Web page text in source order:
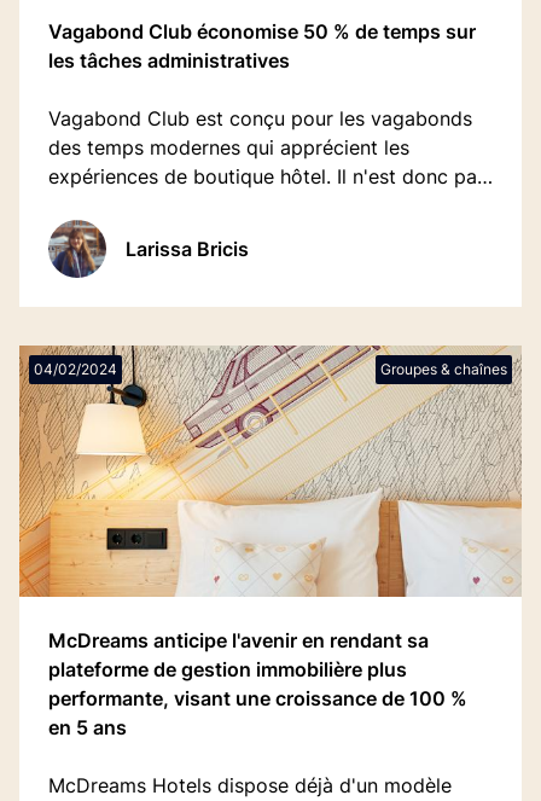
Vagabond Club économise 50 % de temps sur
les tâches administratives
Vagabond Club est conçu pour les vagabonds
des temps modernes qui apprécient les
expériences de boutique hôtel. Il n'est donc pas
révolutionner la tradition ait décidé de se
moderniser.
Larissa Bricis
04/02/2024 Groupes & chaînes
McDreams anticipe l'avenir en rendant sa
plateforme de gestion immobilière plus
performante, visant une croissance de 100 %
en 5 ans
McDreams Hotels dispose déjà d'un modèle